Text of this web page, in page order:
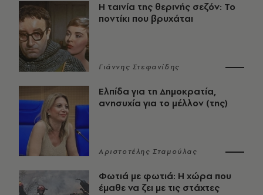
Η ταινία της θερινής σεζόν: Το
ποντίκι που βρυχάται
Γιάννης Στεφανίδης
Ελπίδα για τη Δημοκρατία,
ανησυχία για το μέλλον (της)
Αριστοτέλης Σταμούλας
Φωτιά με φωτιά: Η χώρα που
έμαθε να ζει με τις στάχτες